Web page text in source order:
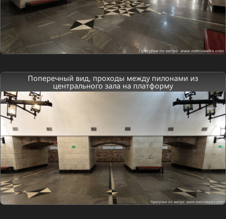
Поперечный вид, проходы между пилонами из
центрального зала на платформу